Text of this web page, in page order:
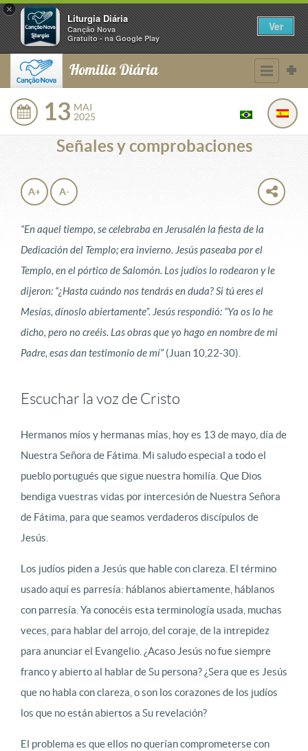
×
Liturgia Diária
Canção Nova
Gratuito - na Google Play
Ver
Homilia Diária
13 MAI
2025
Señales y comprobaciones
A+ A-
“En aquel tiempo, se celebraba en Jerusalén la fiesta de la
Dedicación del Templo; era invierno. Jesús paseaba por el
Templo, en el pórtico de Salomón. Los judíos lo rodearon y le
dijeron: “¿Hasta cuándo nos tendrás en duda? Si tú eres el
Mesías, dínoslo abiertamente”. Jesús respondió: “Ya os lo he
dicho, pero no creéis. Las obras que yo hago en nombre de mi
Padre, esas dan testimonio de mí”(Juan 10,22-30).
Escuchar la voz de Cristo
Hermanos míos y hermanas mías, hoy es 13 de mayo, día de
Nuestra Señora de Fátima. Mi saludo especial a todo el
pueblo portugués que sigue nuestra homilía. Que Dios
bendiga vuestras vidas por intercesión de Nuestra Señora
de Fátima, para que seamos verdaderos discípulos de
Jesús.
Los judíos piden a Jesús que hable con clareza. El término
usado aquí es parresía: háblanos abiertamente, háblanos
con parresía. Ya conocéis esta terminología usada, muchas
veces, para hablar del arrojo, del coraje, de la intrepidez
para anunciar el Evangelio. ¿Acaso Jesús no fue siempre
franco y abierto al hablar de Su persona? ¿Sera que es Jesús
que no habla con clareza, o son los corazones de los judíos
los que no están abiertos a Su revelación?
El problema es que ellos no querían comprometerse con